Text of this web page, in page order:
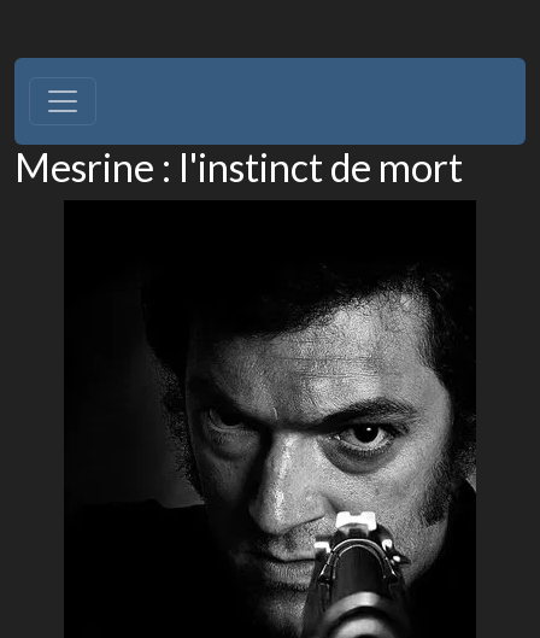
Mesrine : l'instinct de mort